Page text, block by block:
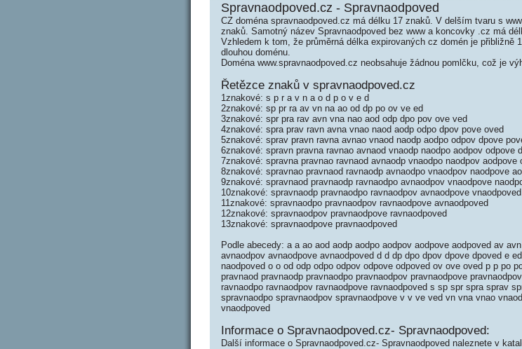
Spravnaodpoved.cz - Spravnaodpoved
CZ doména spravnaodpoved.cz má délku 17 znaků. V delším tvaru s
znaků. Samotný název Spravnaodpoved bez www a koncovky .cz má
Vzhledem k tom, že průměrná délka expirovaných cz domén je přibližně
dlouhou doménu.
Doména www.spravnaodpoved.cz neobsahuje žádnou pomlčku, což je
Řetězce znaků v spravnaodpoved.cz
1znakové: s p r a v n a o d p o v e d
2znakové: sp pr ra av vn na ao od dp po ov ve ed
3znakové: spr pra rav avn vna nao aod odp dpo pov ove ved
4znakové: spra prav ravn avna vnao naod aodp odpo dpov pove oved
5znakové: sprav pravn ravna avnao vnaod naodp aodpo odpov dpove
6znakové: spravn pravna ravnao avnaod vnaodp naodpo aodpov odpove
7znakové: spravna pravnao ravnaod avnaodp vnaodpo naodpov aodpove
8znakové: spravnao pravnaod ravnaodp avnaodpo vnaodpov naodpove
9znakové: spravnaod pravnaodp ravnaodpo avnaodpov vnaodpove
10znakové: spravnaodp pravnaodpo ravnaodpov avnaodpove vnaodpoved
11znakové: spravnaodpo pravnaodpov ravnaodpove avnaodpoved
12znakové: spravnaodpov pravnaodpove ravnaodpoved
13znakové: spravnaodpove pravnaodpoved
Podle abecedy: a a ao aod aodp aodpo aodpov aodpove aodpoved av
avnaodpov avnaodpove avnaodpoved d d dp dpo dpov dpove dpoved e
naodpoved o o od odp odpo odpov odpove odpoved ov ove oved p p po
pravnaod pravnaodp pravnaodpo pravnaodpov pravnaodpove
ravnaodpo ravnaodpov ravnaodpove ravnaodpoved s sp spr spra sprav
spravnaodpo spravnaodpov spravnaodpove v v ve ved vn vna vnao
vnaodpoved
Informace o Spravnaodpoved.cz- Spravnaodpoved:
Další informace o Spravnaodpoved.cz- Spravnaodpoved naleznete v